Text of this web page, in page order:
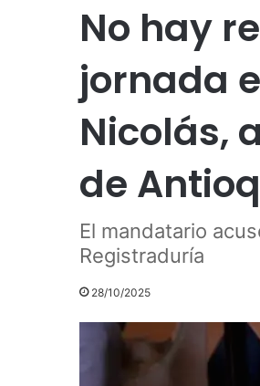
No hay
jornada
Nicolás,
de
El mandatario
Registraduría
28/10/2025